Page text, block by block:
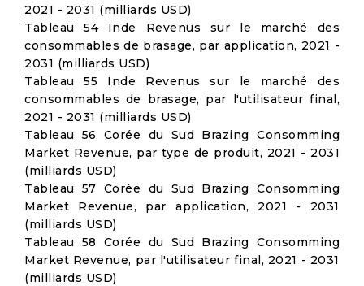
2021 - 2031 (milliards USD)
Tableau 54 Inde Revenus sur le marché des
consommables de brasage, par application, 2021 -
2031 (milliards USD)
Tableau 55 Inde Revenus sur le marché des
consommables de brasage, par l'utilisateur final,
2021 - 2031 (milliards USD)
Tableau 56 Corée du Sud Brazing Consomming
Market Revenue, par type de produit, 2021 - 2031
(milliards USD)
Tableau 57 Corée du Sud Brazing Consomming
Market Revenue, par application, 2021 - 2031
(milliards USD)
Tableau 58 Corée du Sud Brazing Consomming
Market Revenue, par l'utilisateur final, 2021 - 2031
(milliards USD)